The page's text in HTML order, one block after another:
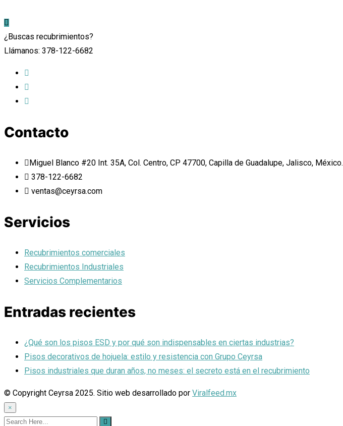
¿Buscas recubrimientos?
Llámanos: 378-122-6682
Contacto
Miguel Blanco #20 Int. 35A, Col. Centro, CP 47700, Capilla de Guadalupe, Jalisco, México.
378-122-6682
ventas@ceyrsa.com
Servicios
Recubrimientos comerciales
Recubrimientos Industriales
Servicios Complementarios
Entradas recientes
¿Qué son los pisos ESD y por qué son indispensables en ciertas industrias?
Pisos decorativos de hojuela: estilo y resistencia con Grupo Ceyrsa
Pisos industriales que duran años, no meses: el secreto está en el recubrimiento
© Copyright Ceyrsa 2025. Sitio web desarrollado por Viralfeed.mx
×